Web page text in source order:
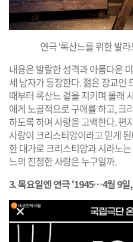
연극 ‘록산느를 위한 발
내용은 발랄한 성격과 아름다운
세 남자가 등장한다. 젊은 장교인
때부터 록산느 곁을 지키며 몰래
에게 노골적으로 구애를 하고, 크
하도록 하며 사랑을 고백한다. 편
사랑이 크리스티앙이라고 믿게
한 대가로 크리스티앙과 시라노
느의 진정한 사랑은 누구일까.
3. 목요일엔 연극 ‘1945⋯4월 9일